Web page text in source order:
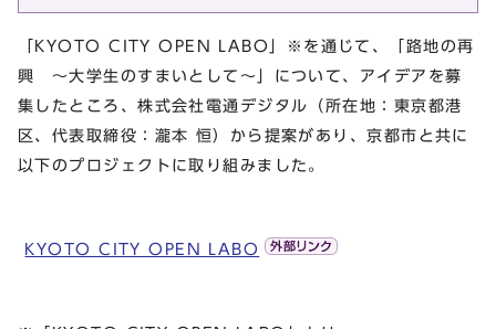
「KYOTO CITY OPEN LABO」※を通じて、「路地の再
興 ～大学生のすまいとして～」について、アイデアを募
集したところ、株式会社電通デジタル（所在地：東京都港
区、代表取締役：瀧本 恒）から提案があり、京都市と共に
以下のプロジェクトに取り組みました。
KYOTO CITY OPEN LABO